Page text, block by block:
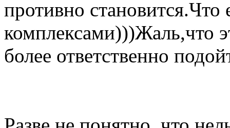
противно становится.Что
комплексами)))Жаль,что
более ответственно